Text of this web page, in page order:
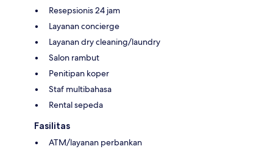
Resepsionis 24 jam
Layanan concierge
Layanan dry cleaning/laundry
Salon rambut
Penitipan koper
Staf multibahasa
Rental sepeda
Fasilitas
ATM/layanan perbankan